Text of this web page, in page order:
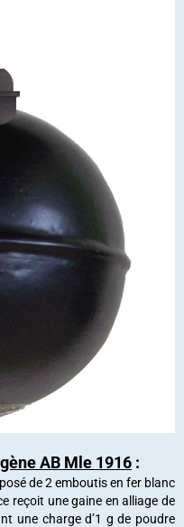
AB Mle 1916 :
de 2 emboutis en fer blanc
reçoit une gaine en alliage de
une charge d’1 g de poudre